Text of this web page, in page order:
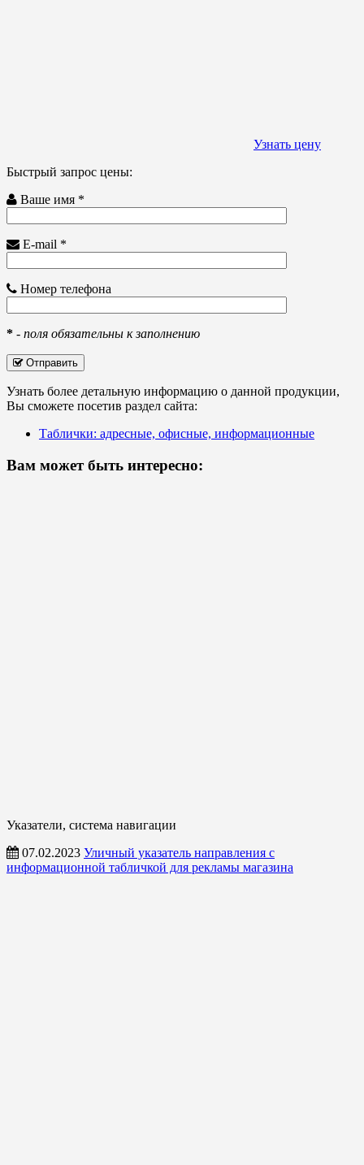
Узнать цену
Быстрый запрос цены:
Ваше имя *
E-mail *
Номер телефона
* - поля обязательны к заполнению
Отправить
Узнать более детальную информацию о данной продукции,
Вы сможете посетив раздел сайта:
Таблички: адресные, офисные, информационные
Вам может быть интересно:
Указатели, система навигации
07.02.2023 Уличный указатель направления с
информационной табличкой для рекламы магазина